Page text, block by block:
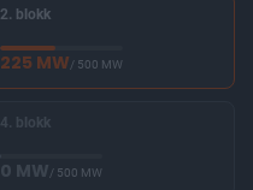
2. blokk
225 MW/ 500 MW
4. blokk
0 MW/ 500 MW